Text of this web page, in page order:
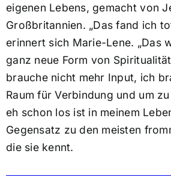
eigenen Lebens, gemacht von
Großbritannien. „Das fand ich
erinnert sich Marie-Lene. „Das
ganz neue Form von
brauche nicht mehr Input, ich
Raum für Verbindung und um
eh schon los ist in meinem
Gegensatz zu den meisten
die sie kennt.